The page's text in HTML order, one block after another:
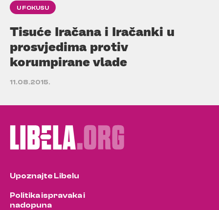
U FOKUSU
Tisuće Iračana i Iračanki u
prosvjedima protiv
korumpirane vlade
11.08.2015.
Upoznajte Libelu
Politika ispravaka i
nadopuna